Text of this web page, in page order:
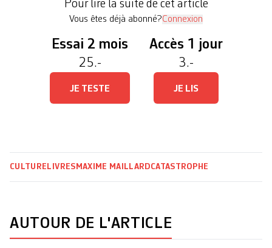
des jours qui ont suivi où se mêlent […]
Pour lire la suite de cet article
Vous êtes déjà abonné?Connexion
Essai 2 mois
25.-
JE TESTE
Accès 1 jour
3.-
JE LIS
CULTURE LIVRES MAXIME MAILLARDCATASTROPHE
AUTOUR DE L'ARTICLE